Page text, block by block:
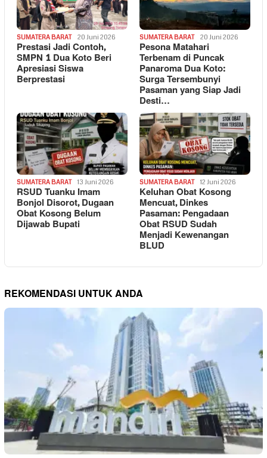
SUMATERA BARAT 20 Juni 2026
Prestasi Jadi Contoh,
SMPN 1 Dua Koto Beri
Apresiasi Siswa
Berprestasi
SUMATERA BARAT 20 Juni 2026
Pesona Matahari
Terbenam di Puncak
Panaroma Dua Koto:
Surga Tersembunyi
Pasaman yang Siap Jadi
Desti…
SUMATERA BARAT 13 Juni 2026
RSUD Tuanku Imam
Bonjol Disorot, Dugaan
Obat Kosong Belum
Dijawab Bupati
SUMATERA BARAT 12 Juni 2026
Keluhan Obat Kosong
Mencuat, Dinkes
Pasaman: Pengadaan
Obat RSUD Sudah
Menjadi Kewenangan
BLUD
REKOMENDASI UNTUK ANDA